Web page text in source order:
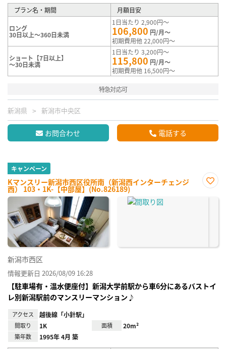
プラン名・期間 月額目安
ロング
30日以上～360日未満
1日当たり 2,900円～
106,800 円/月～
初期費用他 22,000円～
ショート【7日以上】
～30日未満
1日当たり 3,200円～
115,800 円/月～
初期費用他 16,500円～
特急対応可
新潟県 新潟市中央区
お問合わせ 電話する
キャンペーン
Kマンスリー新潟市西区役所南（新潟西インターチェンジ
西） 103・1K-【中部屋】(No.826189)
に入
新潟市西区
情報更新日 2026/08/09 16:28
【駐車場有・温水便座付】新潟大学前駅から車6分にあるバストイ
レ別新潟駅前のマンスリーマンション♪
アクセス 越後線「小針駅」
間取り 1K 面積 20m²
築年数 1995年 4月 築